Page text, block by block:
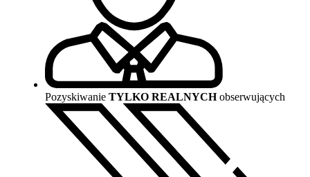
Pozyskiwanie TYLKO REALNYCHobserwujących